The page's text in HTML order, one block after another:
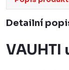
Detailní
VAUHTI